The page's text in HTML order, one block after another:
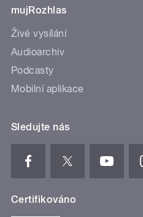
mujRozhlas
Živé vysílání
Audioarchiv
Podcasty
Mobilní aplikace
Sledujte nás
Certifikováno